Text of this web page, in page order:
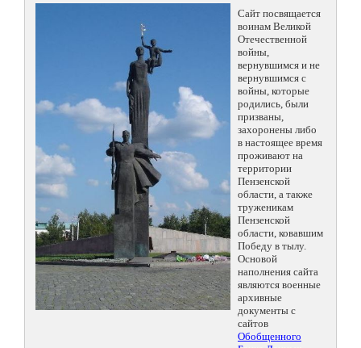
Сайт посвящается
воинам Великой
Отечественной
войны,
вернувшимся и не
вернувшимся с
войны, которые
родились, были
призваны,
захоронены либо
в настоящее время
проживают на
территории
Пензенской
области, а также
труженикам
Пензенской
области, ковавшим
Победу в тылу.
Основой
наполнения сайта
являются военные
архивные
документы с
сайтов
Обобщенного